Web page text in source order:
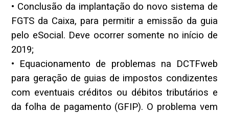
• Conclusão da implantação do novo sistema de
FGTS da Caixa, para permitir a emissão da guia
pelo eSocial. Deve ocorrer somente no início de
2019;
• Equacionamento de problemas na DCTFweb
para geração de guias de impostos condizentes
com eventuais créditos ou débitos tributários e
da folha de pagamento (GFIP). O problema vem